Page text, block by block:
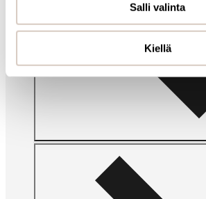
Salli valinta
Kiellä